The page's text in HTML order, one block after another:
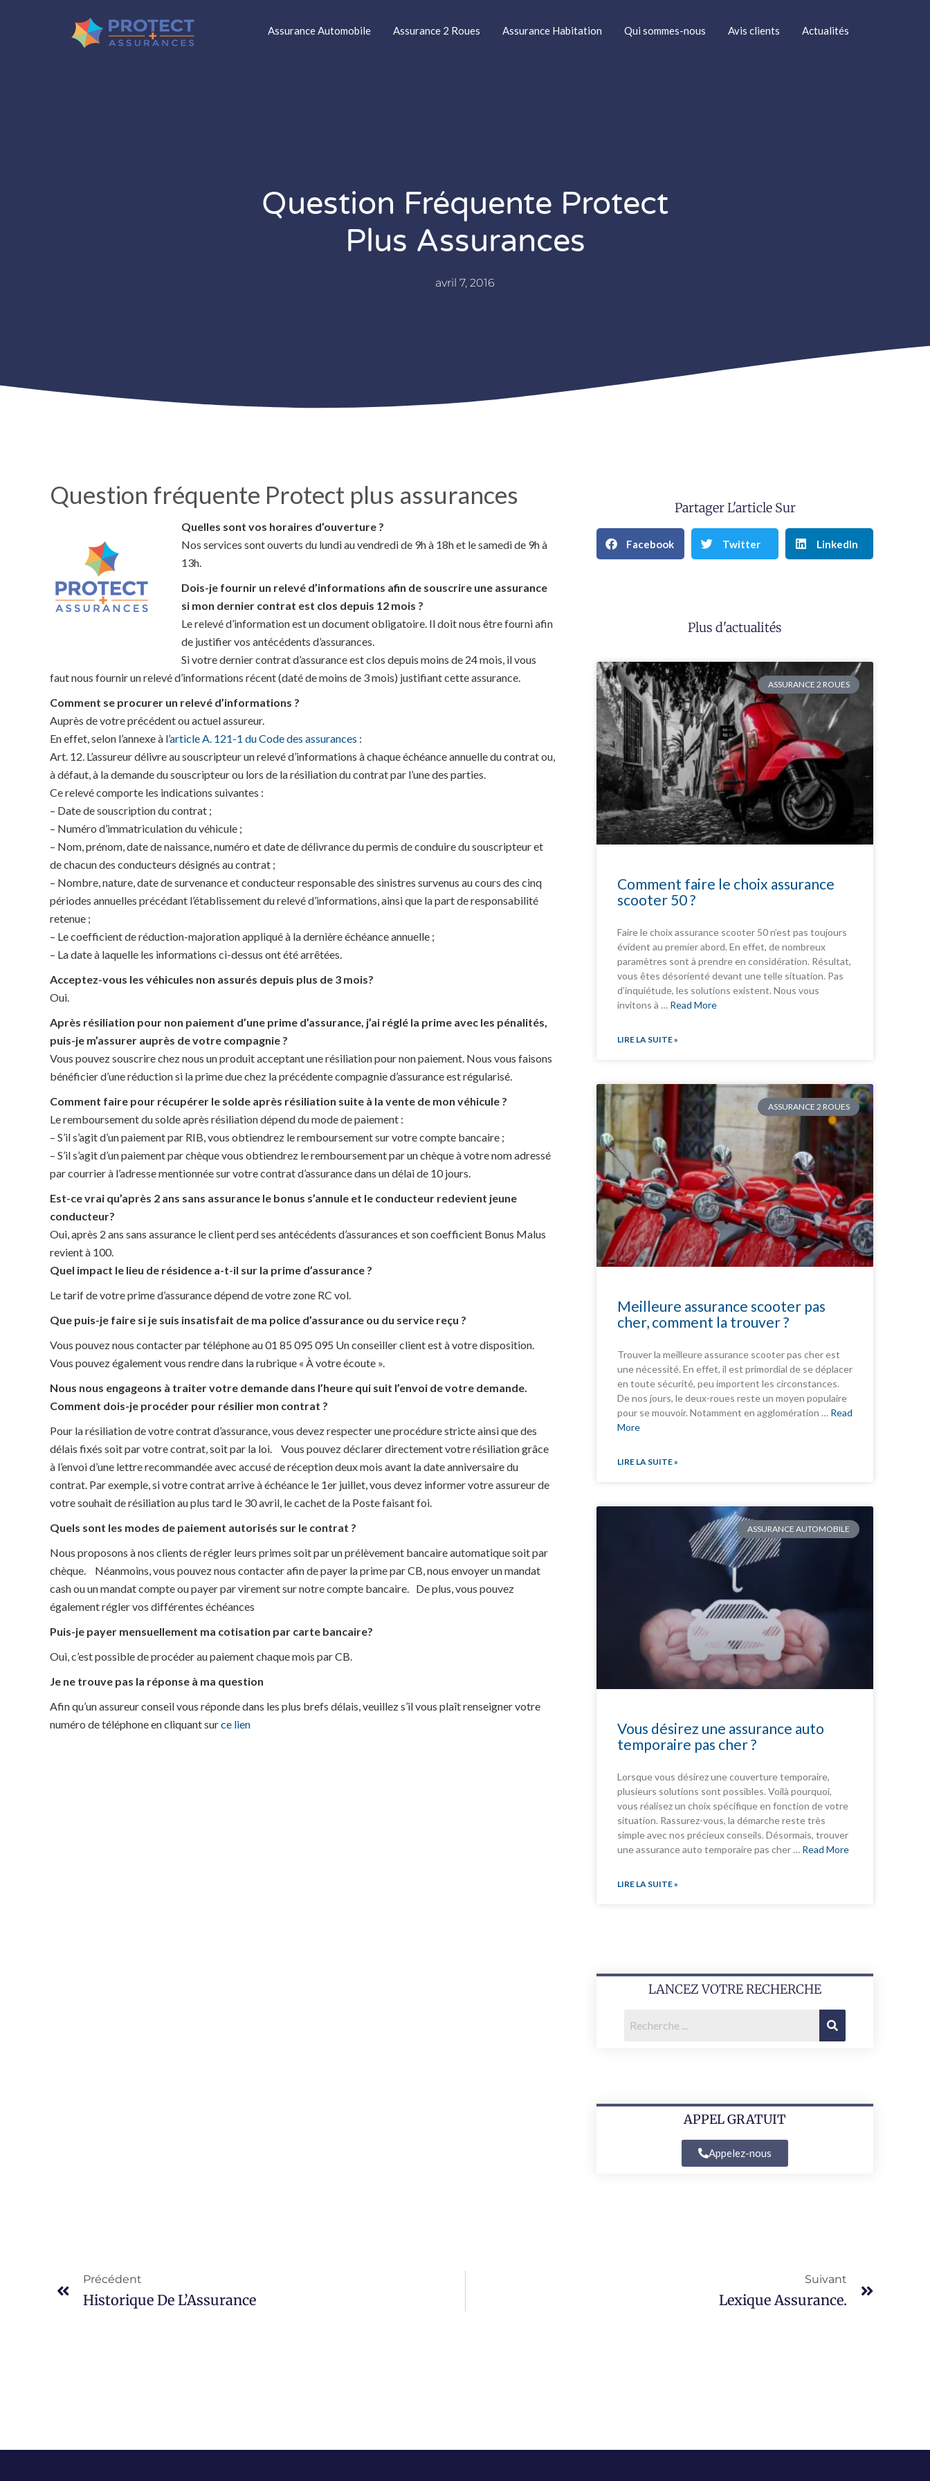
Assurance Automobile Assurance 2 Roues Assurance Habitation Qui sommes-nous Avis clients Actualités
Question Fréquente Protect
Plus Assurances
avril 7, 2016
Question fréquente Protect plus assurances
Quelles sont vos horaires d’ouverture ?
Nos services sont ouverts du lundi au vendredi de 9h à 18h et le samedi de 9h à
13h.
Dois-je fournir un relevé d’informations afin de souscrire une assurance
si mon dernier contrat est clos depuis 12 mois ?
Le relevé d’information est un document obligatoire. Il doit nous être fourni afin
de justifier vos antécédents d’assurances.
Si votre dernier contrat d’assurance est clos depuis moins de 24 mois, il vous
faut nous fournir un relevé d’informations récent (daté de moins de 3 mois) justifiant cette assurance.
Comment se procurer un relevé d’informations ?
Auprès de votre précédent ou actuel assureur.
En effet, selon l’annexe à l’article A. 121-1 du Code des assurances :
Art. 12. L’assureur délivre au souscripteur un relevé d’informations à chaque échéance annuelle du contrat ou,
à défaut, à la demande du souscripteur ou lors de la résiliation du contrat par l’une des parties.
Ce relevé comporte les indications suivantes :
– Date de souscription du contrat ;
– Numéro d’immatriculation du véhicule ;
– Nom, prénom, date de naissance, numéro et date de délivrance du permis de conduire du souscripteur et
de chacun des conducteurs désignés au contrat ;
– Nombre, nature, date de survenance et conducteur responsable des sinistres survenus au cours des cinq
périodes annuelles précédant l’établissement du relevé d’informations, ainsi que la part de responsabilité
retenue ;
– Le coefficient de réduction-majoration appliqué à la dernière échéance annuelle ;
– La date à laquelle les informations ci-dessus ont été arrêtées.
Acceptez-vous les véhicules non assurés depuis plus de 3 mois?
Oui.
Après résiliation pour non paiement d’une prime d’assurance, j’ai réglé la prime avec les pénalités,
puis-je m’assurer auprès de votre compagnie ?
Vous pouvez souscrire chez nous un produit acceptant une résiliation pour non paiement. Nous vous faisons
bénéficier d’une réduction si la prime due chez la précédente compagnie d’assurance est régularisé.
Comment faire pour récupérer le solde après résiliation suite à la vente de mon véhicule ?
Le remboursement du solde après résiliation dépend du mode de paiement :
– S’il s’agit d’un paiement par RIB, vous obtiendrez le remboursement sur votre compte bancaire ;
– S’il s’agit d’un paiement par chèque vous obtiendrez le remboursement par un chèque à votre nom adressé
par courrier à l’adresse mentionnée sur votre contrat d’assurance dans un délai de 10 jours.
Est-ce vrai qu’après 2 ans sans assurance le bonus s’annule et le conducteur redevient jeune
conducteur?
Oui, après 2 ans sans assurance le client perd ses antécédents d’assurances et son coefficient Bonus Malus
revient à 100.
Quel impact le lieu de résidence a-t-il sur la prime d’assurance ?
Le tarif de votre prime d’assurance dépend de votre zone RC vol.
Que puis-je faire si je suis insatisfait de ma police d’assurance ou du service reçu ?
Vous pouvez nous contacter par téléphone au 01 85 095 095 Un conseiller client est à votre disposition.
Vous pouvez également vous rendre dans la rubrique « À votre écoute ».
Nous nous engageons à traiter votre demande dans l’heure qui suit l’envoi de votre demande.
Comment dois-je procéder pour résilier mon contrat ?
Pour la résiliation de votre contrat d’assurance, vous devez respecter une procédure stricte ainsi que des
délais fixés soit par votre contrat, soit par la loi. Vous pouvez déclarer directement votre résiliation grâce
à l’envoi d’une lettre recommandée avec accusé de réception deux mois avant la date anniversaire du
contrat. Par exemple, si votre contrat arrive à échéance le 1er juillet, vous devez informer votre assureur de
votre souhait de résiliation au plus tard le 30 avril, le cachet de la Poste faisant foi.
Quels sont les modes de paiement autorisés sur le contrat ?
Nous proposons à nos clients de régler leurs primes soit par un prélèvement bancaire automatique soit par
chèque. Néanmoins, vous pouvez nous contacter afin de payer la prime par CB, nous envoyer un mandat
cash ou un mandat compte ou payer par virement sur notre compte bancaire. De plus, vous pouvez
également régler vos différentes échéances
Puis-je payer mensuellement ma cotisation par carte bancaire?
Oui, c’est possible de procéder au paiement chaque mois par CB.
Je ne trouve pas la réponse à ma question
Afin qu’un assureur conseil vous réponde dans les plus brefs délais, veuillez s’il vous plaît renseigner votre
numéro de téléphone en cliquant surce lien
Partager L'article Sur
Facebook Twitter LinkedIn
Plus d'actualités
ASSURANCE 2 ROUES
Comment faire le choix assurance
scooter 50 ?
Faire le choix assurance scooter 50 n’est pas toujours
évident au premier abord. En effet, de nombreux
paramètres sont à prendre en considération. Résultat,
vous êtes désorienté devant une telle situation. Pas
d’inquiétude, les solutions existent. Nous vous
invitons à … Read More
LIRE LA SUITE »
ASSURANCE 2 ROUES
Meilleure assurance scooter pas
cher, comment la trouver ?
Trouver la meilleure assurance scooter pas cher est
une nécessité. En effet, il est primordial de se déplacer
en toute sécurité, peu importent les circonstances.
De nos jours, le deux-roues reste un moyen populaire
pour se mouvoir. Notamment en agglomération … Read
More
LIRE LA SUITE »
ASSURANCE AUTOMOBILE
Vous désirez une assurance auto
temporaire pas cher ?
Lorsque vous désirez une couverture temporaire,
plusieurs solutions sont possibles. Voilà pourquoi,
vous réalisez un choix spécifique en fonction de votre
situation. Rassurez-vous, la démarche reste très
simple avec nos précieux conseils. Désormais, trouver
une assurance auto temporaire pas cher … Read More
LIRE LA SUITE »
LANCEZ VOTRE RECHERCHE
APPEL GRATUIT
Appelez-nous
Précédent
Historique De L’Assurance
Suivant
Lexique Assurance.